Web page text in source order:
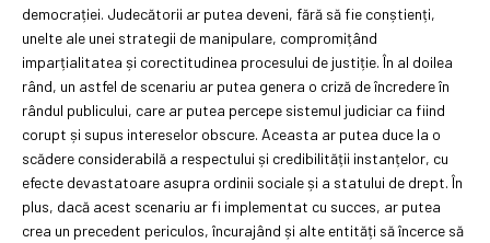
democrației. Judecătorii ar putea deveni, fără să fie conștienți,
unelte ale unei strategii de manipulare, compromițând
imparțialitatea și corectitudinea procesului de justiție. În al doilea
rând, un astfel de scenariu ar putea genera o criză de încredere în
rândul publicului, care ar putea percepe sistemul judiciar ca fiind
corupt și supus intereselor obscure. Aceasta ar putea duce la o
scădere considerabilă a respectului și credibilității instanțelor, cu
efecte devastatoare asupra ordinii sociale și a statului de drept. În
plus, dacă acest scenariu ar fi implementat cu succes, ar putea
crea un precedent periculos, încurajând și alte entități să încerce să